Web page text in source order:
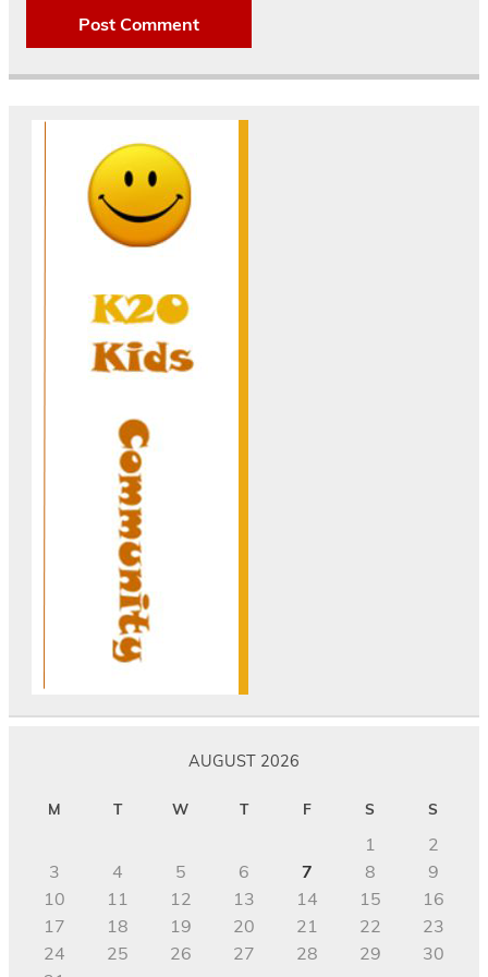
AUGUST 2026
M T W T F S S
1
2
3
4 5 6 7 8
9
10
11 12 13 14 15
16
17
18 19 20 21 22
23
24
25 26 27 28 29
30